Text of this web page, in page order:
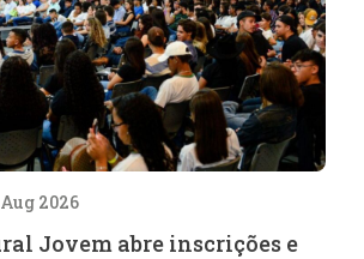
2026
Jovem abre inscrições e